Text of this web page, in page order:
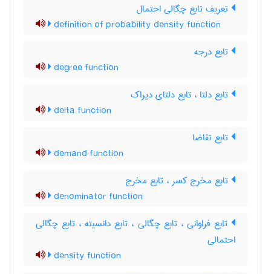
تعریف تابع چگالی احتمال
definition of probability density function
تابع درجه
degree function
تابع دلتا ، تابع دلتای دیراک
delta function
تابع تقاضا
demand function
تابع مخرج کسر ، تابع مخرج
denominator function
تابع فراوانی ، تابع چگالی ، تابع دانسیته ، تابع چگالی
احتمالی
density function